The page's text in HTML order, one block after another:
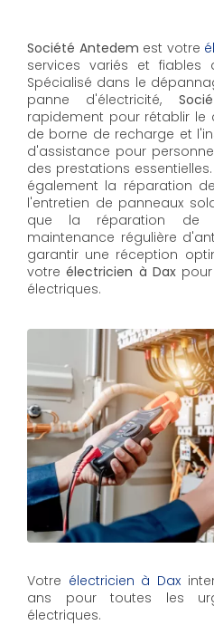
Société Antedem est votre
services variés et
Spécialisé dans le
panne d'électricité,
rapidement pour rétablir le
de borne de recharge et
d'assistance pour
des prestations essentielles.
également la réparation
l'entretien de panneaux
que la réparation de
maintenance régulière
garantir une réception
votreélectricien à Daxpour
électriques.
Votre électricien à Dax
ans pour toutes les
électriques.